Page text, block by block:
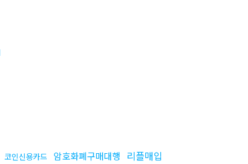
코인신용카드 암호화폐구매대행 리플매입